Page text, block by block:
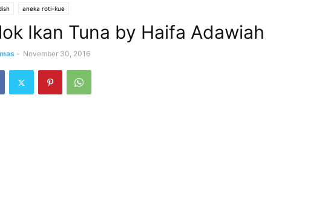
aneka roti-kue
Ikan Tuna by Haifa Adawiah
- November 30, 2016